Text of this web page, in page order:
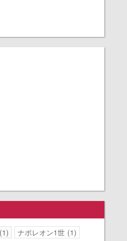
1 ナポレオン1世 1